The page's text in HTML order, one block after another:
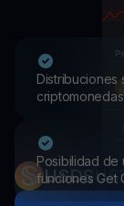
Distribuciones
Posibilidad de
funciones Get
USDS